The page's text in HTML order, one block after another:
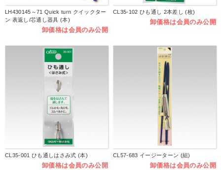
LH430145～71 Quick turn クイックター
ン 表返し/芯通し器具 (本)
卸価格は会員のみ公開
CL35-102 ひも通し 2本差し (枚)
卸価格は会員のみ公開
CL35-001 ひも通しはさみ式 (本)
卸価格は会員のみ公開
CL57-683 イージーターン (組)
卸価格は会員のみ公開